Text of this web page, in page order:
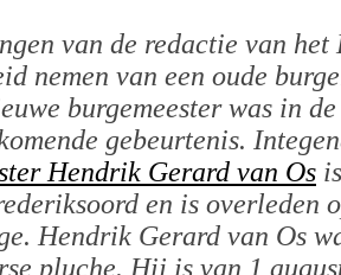
van de redactie van het
nemen van een oude
burgemeester was in
gebeurtenis.
Hendrik Gerard van Os
en is overleden
Hendrik Gerard van Os
pluche. Hij is van 1